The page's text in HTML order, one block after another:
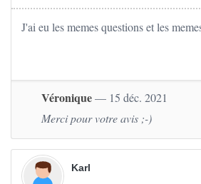
J'ai eu les memes questions et les
Véronique— 15 déc. 2021
Merci pour votre avis ;-)
Karl